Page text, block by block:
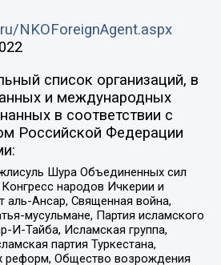
NKOForeignAgent.aspx
список организаций, в
и международных
в соответствии с
Российской Федерации
Шура Объединенных сил
народов Ичкерии и
аль-Ансар, Священная война,
мусульмане, Партия исламского
И-Тайба, Исламская группа,
партия Туркестана,
реформ, Общество возрождения